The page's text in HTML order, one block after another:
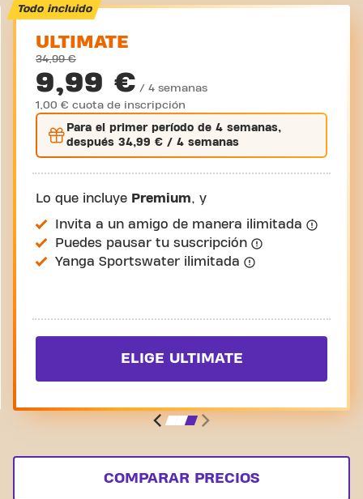
Todo incluido
ULTIMATE
34,99 €
9,99 € / 4 semanas
1,00 € cuota de inscripción
Para el primerperíodo de 4 semanas,
después 34,99 € / 4 semanas
Lo que incluye Premium, y
Invita a un amigo de manera ilimitada
Puedes pausar tu suscripción
Yanga Sportswater ilimitada
ELIGE ULTIMATE
COMPARAR PRECIOS